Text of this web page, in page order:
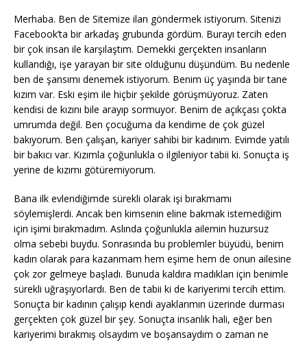
Merhaba. Ben de Sitemize ilan göndermek istiyorum. Sitenizi
Facebook’ta bir arkadaş grubunda gördüm. Burayı tercih eden
bir çok insan ile karşılaştım. Demekki gerçekten insanların
kullandığı, işe yarayan bir site olduğunu düşündüm. Bu nedenle
ben de şansımı denemek istiyorum. Benim üç yaşında bir tane
kızım var. Eski eşim ile hiçbir şekilde görüşmüyoruz. Zaten
kendisi de kızını bile arayıp sormuyor. Benim de açıkçası çokta
umrumda değil. Ben çocuğuma da kendime de çok güzel
bakıyorum. Ben çalışan, kariyer sahibi bir kadınım. Evimde yatılı
bir bakıcı var. Kızımla çoğunlukla o ilgileniyor tabii ki. Sonuçta iş
yerine de kızımı götüremiyorum.
Bana ilk evlendiğimde sürekli olarak işi bırakmamı
söylemişlerdi. Ancak ben kimsenin eline bakmak istemediğim
için işimi bırakmadım. Aslında çoğunlukla ailemin huzursuz
olma sebebi buydu. Sonrasında bu problemler büyüdü, benim
kadın olarak para kazanmam hem eşime hem de onun ailesine
çok zor gelmeye başladı. Bunuda kaldıra madıkları için benimle
sürekli uğraşıyorlardı. Ben de tabii ki de kariyerimi tercih ettim.
Sonuçta bir kadının çalışıp kendi ayaklarımın üzerinde durması
gerçekten çok güzel bir şey. Sonuçta insanlık hali, eğer ben
kariyerimi bırakmış olsaydım ve boşansaydım o zaman ne